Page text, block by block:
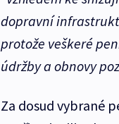
dopravní
protože veškeré
údržby a obnovy
Za dosud vybrané